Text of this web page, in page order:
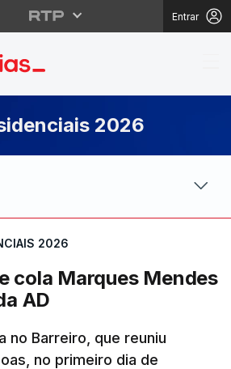
Entrar
cola
2026
2026
cola Marques Mendes
AD
no Barreiro, que reuniu
no primeiro dia de